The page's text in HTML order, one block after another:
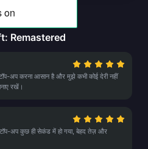
Remastered
टॉप-अप करना आसान है और मुझे कभी कोई देरी नहीं
रखें।
अप कुछ ही सेकंड में हो गया, बेहद तेज़ और